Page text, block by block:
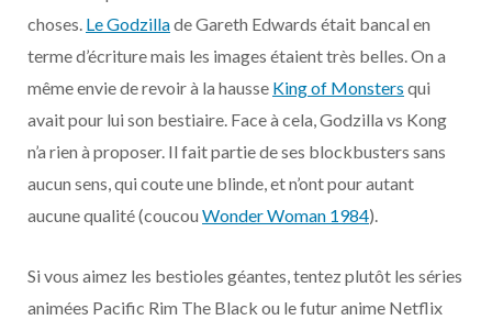
choses. Le Godzillade Gareth Edwards était bancal en
terme d’écriture mais les images étaient très belles. On a
même envie de revoir à la hausse King of Monsters qui
avait pour lui son bestiaire. Face à cela, Godzilla vs Kong
n’a rien à proposer. Il fait partie de ses blockbusters sans
aucun sens, qui coute une blinde, et n’ont pour autant
aucune qualité (coucou Wonder Woman 1984).
Si vous aimez les bestioles géantes, tentez plutôt les séries
animées Pacific Rim The Black ou le futur anime Netflix